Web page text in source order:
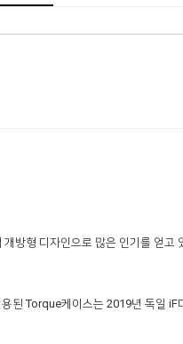
방형 디자인으로 많은 인기를 얻고
된 Torque케이스는 2019년 독일 iF